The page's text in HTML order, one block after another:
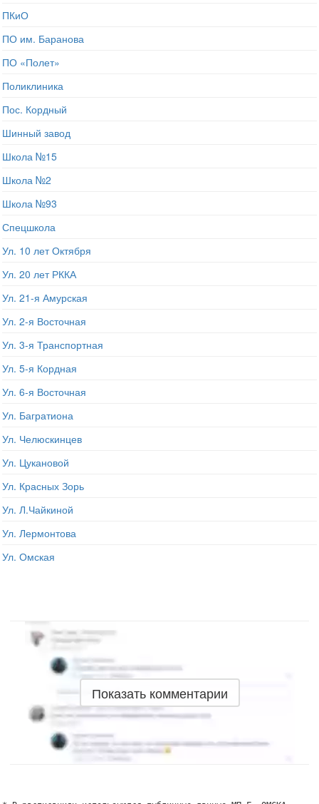
ПКиО
ПО им. Баранова
ПО «Полет»
Поликлиника
Пос. Кордный
Шинный завод
Школа №15
Школа №2
Школа №93
Спецшкола
Ул. 10 лет Октября
Ул. 20 лет РККА
Ул. 21-я Амурская
Ул. 2-я Восточная
Ул. 3-я Транспортная
Ул. 5-я Кордная
Ул. 6-я Восточная
Ул. Багратиона
Ул. Челюскинцев
Ул. Цукановой
Ул. Красных Зорь
Ул. Л.Чайкиной
Ул. Лермонтова
Ул. Омская
Показать комментарии